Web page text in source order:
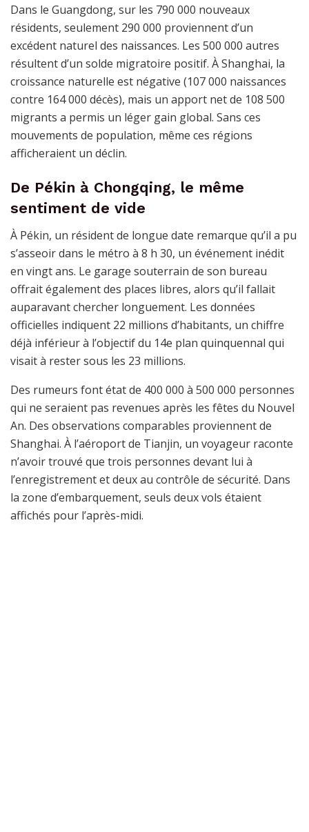
Dans le Guangdong, sur les 790 000 nouveaux
résidents, seulement 290 000 proviennent d’un
excédent naturel des naissances. Les 500 000 autres
résultent d’un solde migratoire positif. À Shanghai, la
croissance naturelle est négative (107 000 naissances
contre 164 000 décès), mais un apport net de 108 500
migrants a permis un léger gain global. Sans ces
mouvements de population, même ces régions
afficheraient un déclin.
De Pékin à Chongqing, le même
sentiment de vide
À Pékin, un résident de longue date remarque qu’il a pu
s’asseoir dans le métro à 8 h 30, un événement inédit
en vingt ans. Le garage souterrain de son bureau
offrait également des places libres, alors qu’il fallait
auparavant chercher longuement. Les données
officielles indiquent 22 millions d’habitants, un chiffre
déjà inférieur à l’objectif du 14e plan quinquennal qui
visait à rester sous les 23 millions.
Des rumeurs font état de 400 000 à 500 000 personnes
qui ne seraient pas revenues après les fêtes du Nouvel
An. Des observations comparables proviennent de
Shanghai. À l’aéroport de Tianjin, un voyageur raconte
n’avoir trouvé que trois personnes devant lui à
l’enregistrement et deux au contrôle de sécurité. Dans
la zone d’embarquement, seuls deux vols étaient
affichés pour l’après-midi.